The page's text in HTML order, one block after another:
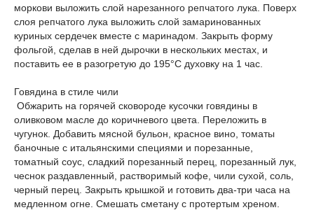
моркови выложить слой нарезанного репчатого лука. Поверх
слоя репчатого лука выложить слой замаринованных
куриных сердечек вместе с маринадом. Закрыть форму
фольгой, сделав в ней дырочки в нескольких местах, и
поставить ее в разогретую до 195°C духовку на 1 час.
Говядина в стиле чили
Обжарить на горячей сковороде кусочки говядины в
оливковом масле до коричневого цвета. Переложить в
чугунок. Добавить мясной бульон, красное вино, томаты
баночные с итальянскими специями и порезанные,
томатный соус, сладкий порезанный перец, порезанный лук,
чеснок раздавленный, растворимый кофе, чили сухой, соль,
черный перец. Закрыть крышкой и готовить два-три часа на
медленном огне. Смешать сметану с протертым хреном.